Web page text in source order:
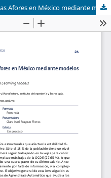
Análisis de los rendimientos de las Afores en México mediante modelos de Aprendizaje Automático